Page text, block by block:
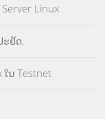
Linux
ະຢັດ.
ນ Testnet